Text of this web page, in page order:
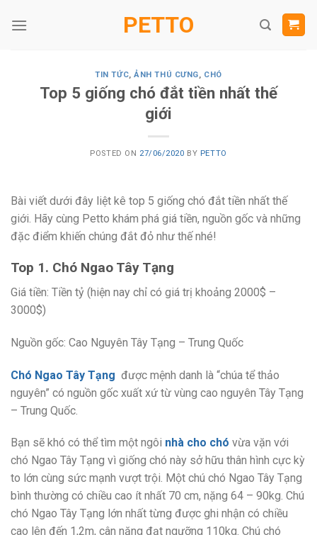
PETTO
TIN TỨC,ẢNH THÚ CƯNG, CHÓ
Top 5 giống chó đắt tiền nhất thế
giới
POSTED ON 27/06/2020 BY PETTO
Bài viết dưới đây liệt kê top 5 giống chó đắt tiền nhất thế
giới. Hãy cùng Petto khám phá giá tiền, nguồn gốc và những
đặc điểm khiến chúng đắt đỏ như thế nhé!
Top 1. Chó Ngao Tây Tạng
Giá tiền: Tiền tỷ (hiện nay chỉ có giá trị khoảng 2000$ –
3000$)
Nguồn gốc: Cao Nguyên Tây Tạng – Trung Quốc
Chó Ngao Tây Tạng được mệnh danh là “chúa tể thảo
nguyên” có nguồn gốc xuất xứ từ vùng cao nguyên Tây Tạng
– Trung Quốc.
Bạn sẽ khó có thể tìm một ngôi nhà cho chó vừa vặn với
chó Ngao Tây Tạng vì giống chó này sở hữu thân hình cực kỳ
to lớn cùng sức mạnh vượt trội. Một chú chó Ngao Tây Tạng
bình thường có chiều cao ít nhất 70 cm, nặng 64 – 90kg. Chú
chó Ngao Tây Tạng lớn nhất từng được ghi nhận có chiều
cao lên đến 1,2m, cân nặng đạt ngưỡng 110kg. Chú chó